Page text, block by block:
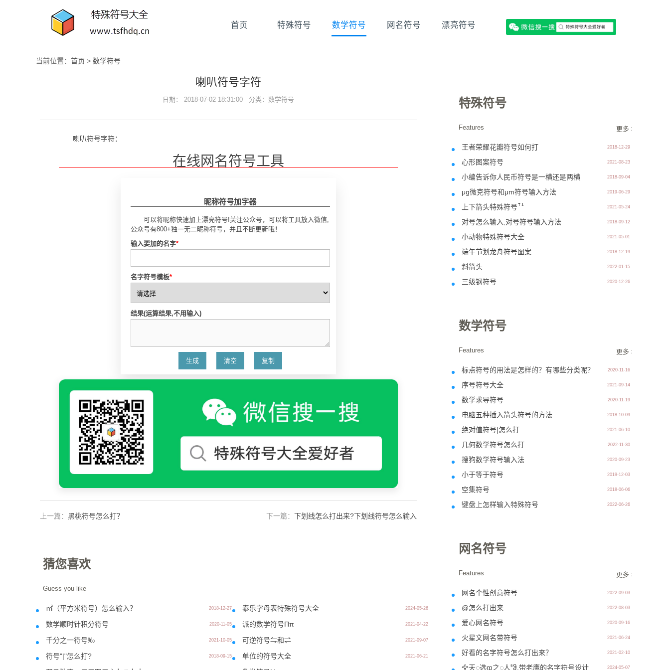
首页 特殊符号 数学符号 网名符号 漂亮符号
当前位置： 首页 > 数学符号
喇叭符号字符
日期： 2018-07-02 18:31:00 分类： 数学符号
喇叭符号字符：
在线网名符号工具
昵称符号加字器
可以将昵称快速加上漂亮符号!关注公众号，可以将工具放入微信,
公众号有800+独一无二昵称符号，并且不断更新哦！
输入要加的名字*
名字符号模板*
结果(运算结果,不用输入)
上一篇：黑桃符号怎么打？ 下一篇： 下划线怎么打出来?下划线符号怎么输入
猜您喜欢
Guess you like
㎡（平方米符号）怎么输入？ 2018-12-27 泰乐字母表特殊符号大全 2024-05-26
数学顺时针积分符号 2020-11-05 派的数学符号Ππ 2021-04-22
千分之一符号‰ 2021-10-05 可逆符号⇋和⇌ 2021-09-07
符号"|"怎么打? 2018-09-15 单位的符号大全 2021-06-21
特殊符号
Features 更多 >>
王者荣耀花瓣符号如何打 2018-12-29
心形图案符号 2021-08-23
小编告诉你人民币符号是一横还是两横 2018-09-04
μg微克符号和μm符号输入方法 2019-06-29
上下箭头特殊符号ꜛꜜ 2021-05-24
对号怎么输入,对号符号输入方法 2018-09-12
小动物特殊符号大全 2021-05-01
端午节划龙舟符号图案 2018-12-19
斜箭头 2022-01-15
三级钢符号 2020-12-26
数学符号
Features 更多 >>
标点符号的用法是怎样的？有哪些分类呢？ 2020-11-16
序号符号大全 2021-09-14
数学求导符号 2020-11-19
电脑五种插入箭头符号的方法 2018-10-09
绝对值符号|怎么打 2021-06-10
几何数学符号怎么打 2022-11-30
搜狗数学符号输入法 2020-09-23
小于等于符号 2019-12-03
空集符号 2018-06-06
键盘上怎样输入特殊符号 2022-06-26
网名符号
Features 更多 >>
网名个性创意符号 2022-09-03
@怎么打出来 2022-08-03
爱心网名符号 2020-09-16
火星文网名带符号 2021-06-24
好看的名字符号怎么打出来？ 2021-02-10
🦅天꯭选ჶ之꯭人ჼჵ,带老鹰的名字符号设计 2024-05-07